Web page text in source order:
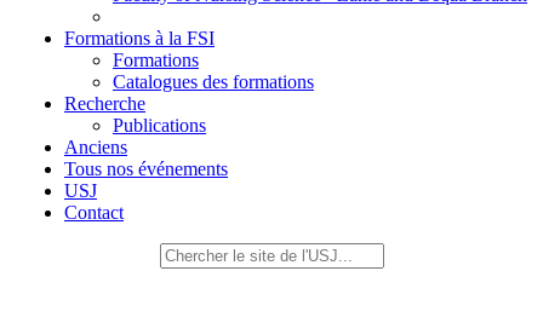
Formations à la FSI
Formations
Catalogues des formations
Recherche
Publications
Anciens
Tous nos événements
USJ
Contact